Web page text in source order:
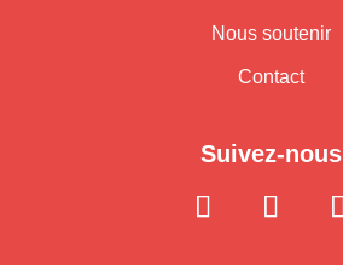
Nous soutenir
Contact
Suivez-nous